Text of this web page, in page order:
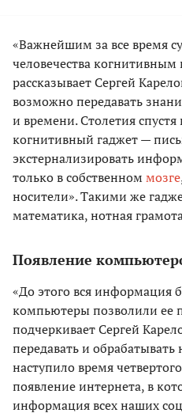
«Важнейшим за все время
человечества
рассказывает Сергей
возможно передавать
и времени. Столетия спустя
когнитивный гаджет —
экстернализировать
только в собственноммозге
носители». Такими же
математика, нотная
Появление
«До этого вся информация
компьютеры позволили ее
подчеркивает Сергей
передавать и
наступило время
появление интернета, в
информация всех наших